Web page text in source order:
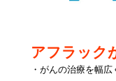
アフラック
・がんの治療を幅